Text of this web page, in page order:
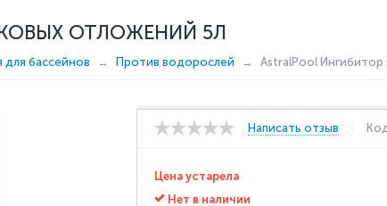
ОТЛОЖЕНИЙ 5Л
для бассейнов Против водорослей AstralPool
Написать отзыв
Цена устарела
Нет в наличии